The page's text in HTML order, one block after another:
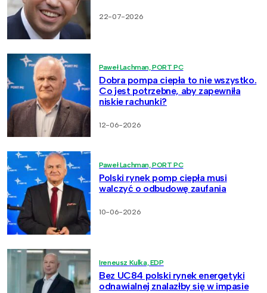
22-07-2026
Paweł Lachman, PORT PC
Dobra pompa ciepła to nie wszystko.
Co jest potrzebne, aby zapewniła
niskie rachunki?
12-06-2026
Paweł Lachman, PORT PC
Polski rynek pomp ciepła musi
walczyć o odbudowę zaufania
10-06-2026
Ireneusz Kulka, EDP
Bez UC84 polski rynek energetyki
odnawialnej znalazłby się w impasie